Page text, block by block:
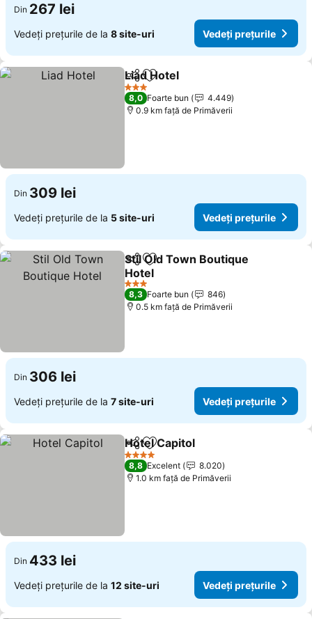
Din 267 lei
Vedeți prețurile de la 8 site-uri Vedeți prețurile
DistribuițiAdăugaţi la favorite
Liad Hotel
3 Stele
8,0 Foarte bun
4.449
0.9 km faţă de Primăverii
Din 309 lei
Vedeți prețurile de la 5 site-uri Vedeți prețurile
DistribuițiAdăugaţi la favorite
Stil Old Town Boutique
Hotel
3 Stele
8,3 Foarte bun
846
0.5 km faţă de Primăverii
Din 306 lei
Vedeți prețurile de la 7 site-uri Vedeți prețurile
DistribuițiAdăugaţi la favorite
Hotel Capitol
4 Stele
8,8 Excelent
8.020
1.0 km faţă de Primăverii
Din 433 lei
Vedeți prețurile de la 12 site-uri Vedeți prețurile